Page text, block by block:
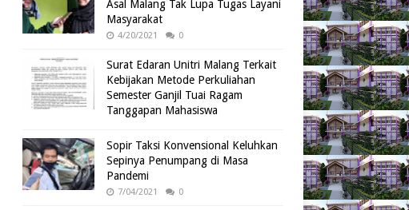
Asal Malang Tak Lupa Tugas Layani
Masyarakat
4/20/2021 0
Surat Edaran Unitri Malang Terkait
Kebijakan Metode Perkuliahan
Semester Ganjil Tuai Ragam
Tanggapan Mahasiswa
Sopir Taksi Konvensional Keluhkan
Sepinya Penumpang di Masa
Pandemi
7/04/2021 0